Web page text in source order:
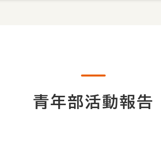
青年部活動報告